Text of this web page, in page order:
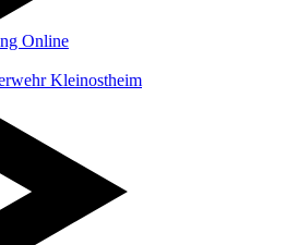
Online
Kleinostheim